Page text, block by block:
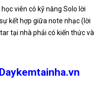
viên có kỹ năng Solo lời
kết hợp giữa note nhạc (lời
tại nhà phải có kiến thức và
Daykemtainha.vn